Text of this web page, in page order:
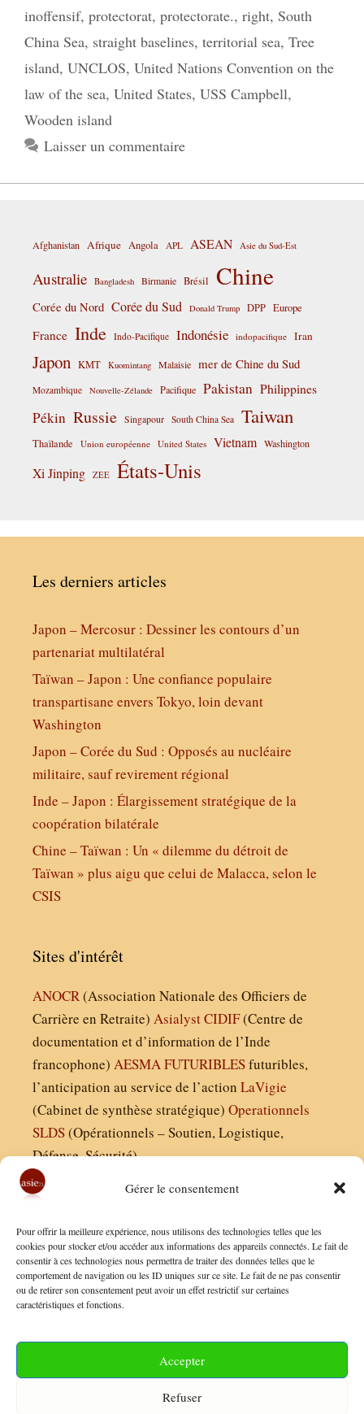
Gérer le consentement
Pour offrir la meilleure expérience, nous utilisons des technologies telles que les
cookies pour stocker et/ou accéder aux informations des appareils connectés. Le fait de
consentir à ces technologies nous permettra de traiter des données telles que le
comportement de navigation ou les ID uniques sur ce site. Le fait de ne pas consentir
ou de retirer son consentement peut avoir un effet restrictif sur certaines
caractéristiques et fonctions.
Accepter
Refuser
inoffensif, protectorat, protectorate., right, South
China Sea, straight baselines, territorial sea, Tree
island, UNCLOS, United Nations Convention on the
law of the sea, United States, USS Campbell,
Wooden island
Laisser un commentaire
Afghanistan Afrique Angola APL ASEAN Asie du Sud-Est
Australie Bangladesh Birmanie Brésil Chine
Corée du Nord Corée du Sud Donald Trump DPP Europe
France Inde Indo-Pacifique Indonésie indopacifique Iran
Japon KMT Kuomintang Malaisie mer de Chine du Sud
Mozambique Nouvelle-Zélande Pacifique Pakistan Philippines
Pékin Russie Singapour South China Sea Taiwan
Thaïlande Union européenne United States Vietnam Washington
Xi Jinping ZEE États-Unis
Les derniers articles
Japon – Mercosur : Dessiner les contours d’un
partenariat multilatéral
Taïwan – Japon : Une confiance populaire
transpartisane envers Tokyo, loin devant
Washington
Japon – Corée du Sud : Opposés au nucléaire
militaire, sauf revirement régional
Inde – Japon : Élargissement stratégique de la
coopération bilatérale
Chine – Taïwan : Un « dilemme du détroit de
Taïwan » plus aigu que celui de Malacca, selon le
CSIS
Sites d'intérêt
ANOCR(Association Nationale des Officiers de
Carrière en Retraite) AsialystCIDIF(Centre de
documentation et d’information de l’Inde
francophone) AESMAFUTURIBLESfuturibles,
l’anticipation au service de l’action LaVigie
(Cabinet de synthèse stratégique) Operationnels
SLDS(Opérationnels – Soutien, Logistique,
Défense, Sécurité)
Finaldées EURL
Siège social : 13 avenue Boudon, 75016, Paris
Nous contacter
Conditions Générales de Vente
Politique de Confidentialité